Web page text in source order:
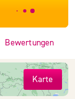
***************
Bewertungen
Karte